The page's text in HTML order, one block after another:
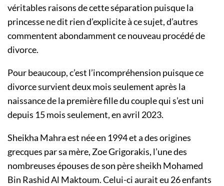
véritables raisons de cette séparation puisque la
princesse ne dit rien d’explicite à ce sujet, d’autres
commentent abondamment ce nouveau procédé de
divorce.
Pour beaucoup, c’est l’incompréhension puisque ce
divorce survient deux mois seulement après la
naissance de la première fille du couple qui s’est uni
depuis 15 mois seulement, en avril 2023.
Sheikha Mahra est née en 1994 et a des origines
grecques par sa mère, Zoe Grigorakis, l’une des
nombreuses épouses de son père sheikh Mohamed
Bin Rashid Al Maktoum. Celui-ci aurait eu 26 enfants